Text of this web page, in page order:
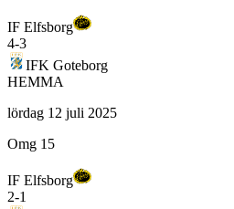
IF Elfsborg
4-3
IFK Goteborg
HEMMA
lördag 12 juli 2025
Omg 15
IF Elfsborg
2-1